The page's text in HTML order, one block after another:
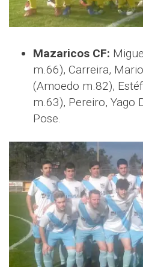
Mazaricos CF:
m.66), Carreira,
(Amoedo m.82),
m.63), Pereiro, Yago
Pose.